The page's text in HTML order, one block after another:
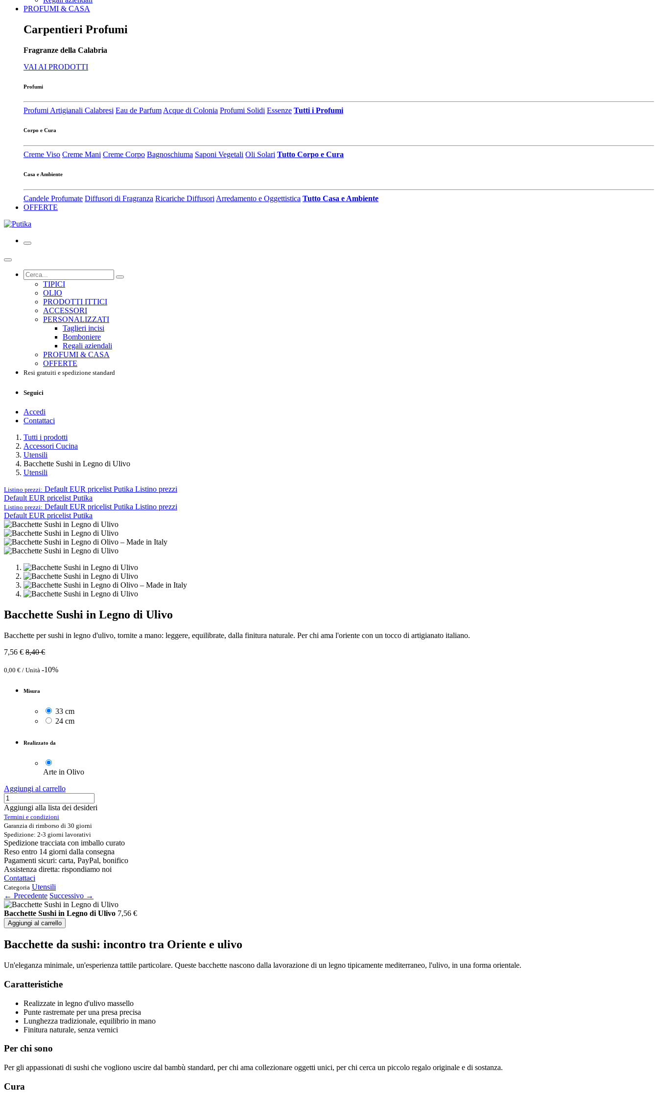
PROFUMI & CASA
Carpentieri Profumi
Fragranze della Calabria
VAI AI PRODOTTI
Profumi
Profumi Artigianali Calabresi Eau de ParfumAcque di Colonia Profumi Solidi Essenze Tutti i Profumi
Corpo e Cura
Creme Viso Creme Mani Creme Corpo Bagnoschiuma Saponi Vegetali Oli Solari Tutto Corpo e Cura
Casa e Ambiente
Candele Profumate Diffusori di Fragranza Ricariche Diffusori Arredamento e Oggettistica Tutto Casa e Ambiente
OFFERTE
TIPICI
OLIO
PRODOTTI ITTICI
ACCESSORI
PERSONALIZZATI
Taglieri incisi
Bomboniere
Regali aziendali
PROFUMI & CASA
OFFERTE
Resi gratuiti e spedizione standard
Seguici
Accedi
Contattaci
Tutti i prodotti
Accessori Cucina
Utensili
Bacchette Sushi in Legno di Ulivo
Utensili
Listino prezzi: Default EUR pricelist Putika Listino prezzi
Default EUR pricelist Putika
Listino prezzi: Default EUR pricelist Putika Listino prezzi
Default EUR pricelist Putika
Bacchette Sushi in Legno di Ulivo
Bacchette per sushi in legno d'ulivo, tornite a mano: leggere, equilibrate, dalla finitura naturale. Per chi ama l'oriente con un tocco di artigianato italiano.
7,56 € 8,40€
0,00 € / Unità -10%
Misura
33 cm
24 cm
Realizzato da
Arte in Olivo
Aggiungi al carrello
Aggiungi alla lista dei desideri
Termini e condizioni
Garanzia di rimborso di 30 giorni
Spedizione: 2-3 giorni lavorativi
Spedizione tracciata con imballo curato
Reso entro 14 giorni dalla consegna
Pagamenti sicuri: carta, PayPal, bonifico
Assistenza diretta: rispondiamo noi
Contattaci
Categoria Utensili
← Precedente Successivo →
Bacchette Sushi in Legno di Ulivo 7,56 €
Aggiungi al carrello
Bacchette da sushi: incontro tra Oriente e ulivo
Un'eleganza minimale, un'esperienza tattile particolare. Queste bacchette nascono dalla lavorazione di un legno tipicamente mediterraneo, l'ulivo, in una forma orientale.
Caratteristiche
Realizzate in legno d'ulivo massello
Punte rastremate per una presa precisa
Lunghezza tradizionale, equilibrio in mano
Finitura naturale, senza vernici
Per chi sono
Per gli appassionati di sushi che vogliono uscire dal bambù standard, per chi ama collezionare oggetti unici, per chi cerca un piccolo regalo originale e di sostanza.
Cura